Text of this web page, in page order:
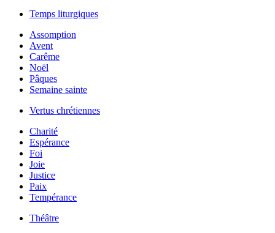
Temps liturgiques
Assomption
Avent
Carême
Noël
Pâques
Semaine sainte
Vertus chrétiennes
Charité
Espérance
Foi
Joie
Justice
Paix
Tempérance
Théâtre